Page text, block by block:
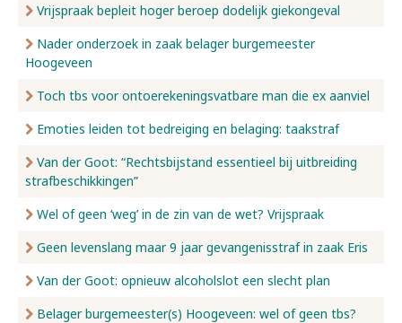
Vrijspraak bepleit hoger beroep dodelijk giekongeval
Nader onderzoek in zaak belager burgemeester
Hoogeveen
Toch tbs voor ontoerekeningsvatbare man die ex aanviel
Emoties leiden tot bedreiging en belaging: taakstraf
Van der Goot: “Rechtsbijstand essentieel bij uitbreiding
strafbeschikkingen”
Wel of geen ‘weg’ in de zin van de wet? Vrijspraak
Geen levenslang maar 9 jaar gevangenisstraf in zaak Eris
Van der Goot: opnieuw alcoholslot een slecht plan
Belager burgemeester(s) Hoogeveen: wel of geen tbs?